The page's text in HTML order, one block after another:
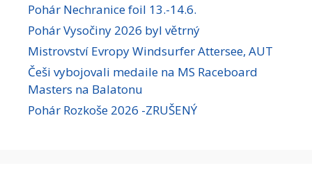
Pohár Nechranice foil 13.-14.6.
Pohár Vysočiny 2026 byl větrný
Mistrovství Evropy Windsurfer Attersee, AUT
Češi vybojovali medaile na MS Raceboard
Masters na Balatonu
Pohár Rozkoše 2026 -ZRUŠENÝ